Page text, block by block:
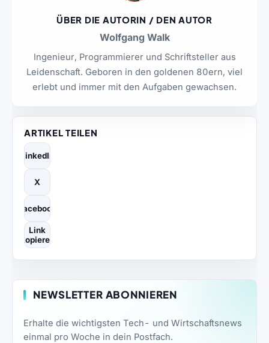
ÜBER DIE AUTORIN / DEN AUTOR
Wolfgang Walk
Ingenieur, Programmierer und Schriftsteller aus
Leidenschaft. Geboren in den goldenen 80ern, viel
erlebt und immer mit den Aufgaben gewachsen.
ARTIKEL TEILEN
LinkedIn
X
Facebook
Link
kopieren
NEWSLETTER ABONNIEREN
Erhalte die wichtigsten Tech- und Wirtschaftsnews
einmal pro Woche in dein Postfach.